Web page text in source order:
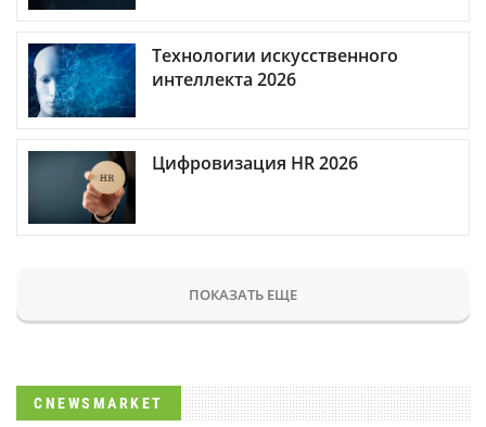
Технологии искусственного
интеллекта 2026
Цифровизация HR 2026
ПОКАЗАТЬ ЕЩЕ
CNEWSMARKET